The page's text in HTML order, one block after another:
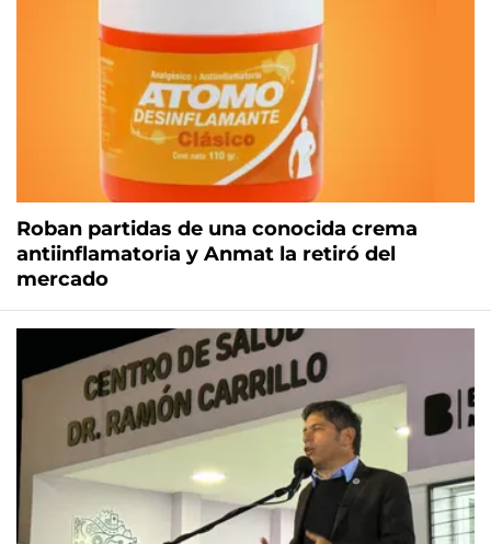
Roban partidas de una conocida crema
antiinflamatoria y Anmat la retiró del
mercado